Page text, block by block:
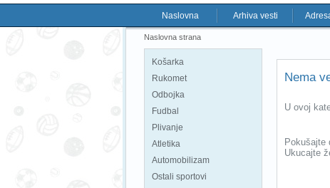
Naslovna Arhiva vesti
Naslovna strana
Košarka
Rukomet
Odbojka
Fudbal
Plivanje
Atletika
Automobilizam
Ostali sportovi
Nema
U ovoj
Pokušajte
Ukucajte